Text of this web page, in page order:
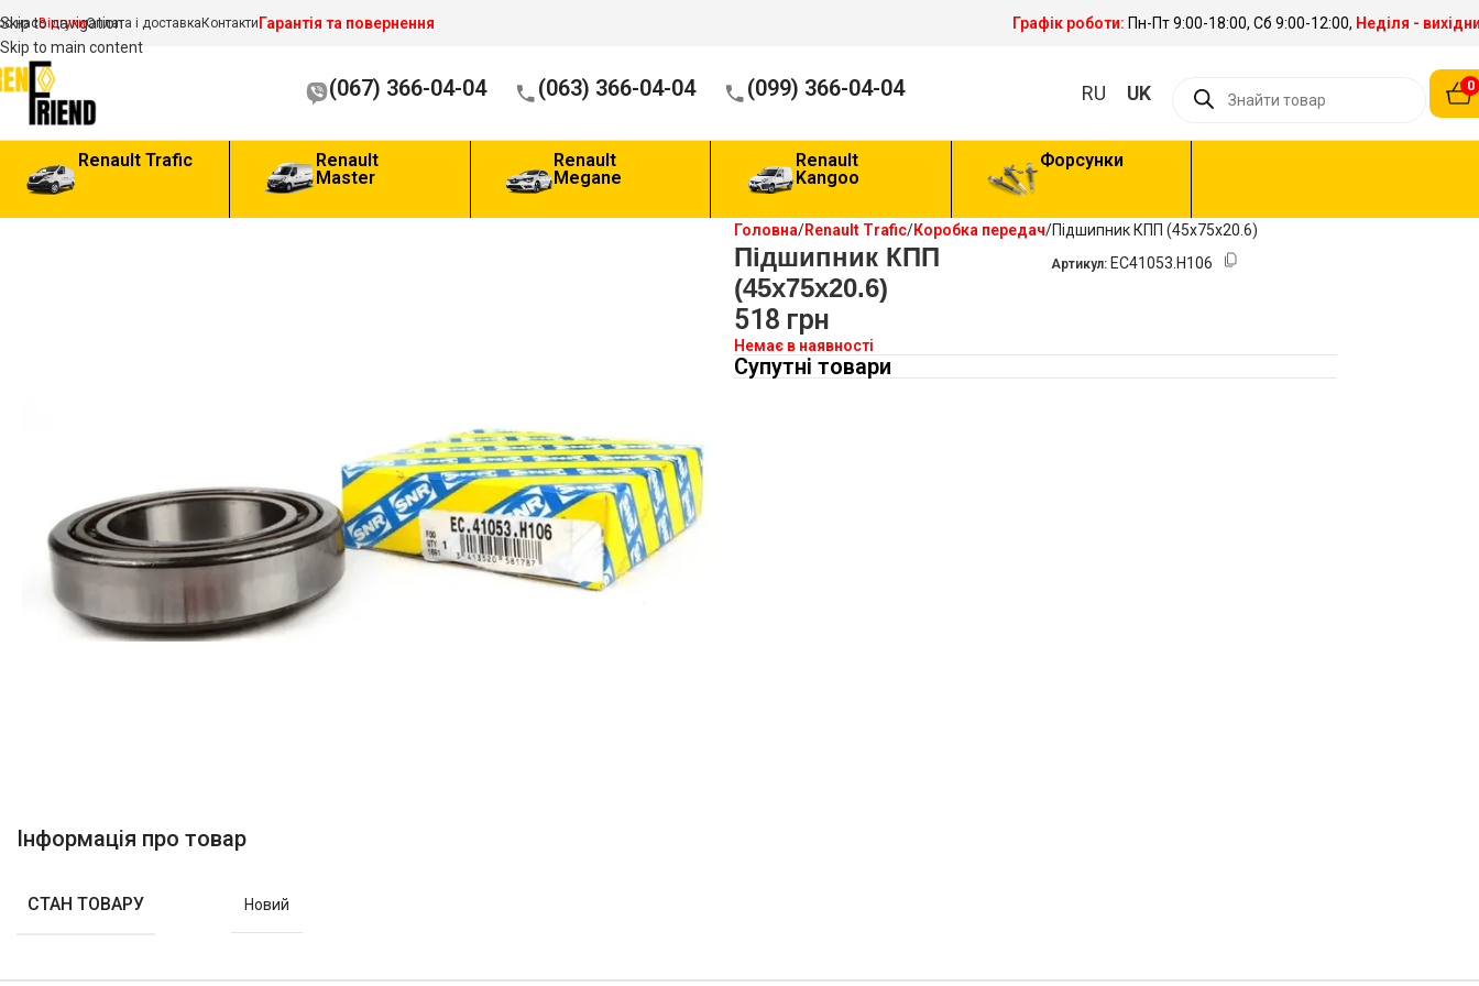
Skip to navigation
Skip to main content
насВідгукиОплата і доставка КонтактиГарантія та повернення Графік роботи: Пн-Пт 9:00-18:00, Сб 9:00-12:00, Неділя -
(067) 366-04-04 (063) 366-04-04 (099) 366-04-04 RU UK 0
Renault Trafic
Renault
Master
Renault
Megane
Renault
Kangoo
Форсунки
Інформація про товар
СТАН ТОВАРУ Новий
Головна Renault Trafic Коробка передач Підшипник КПП (45х75х20.6)
Підшипник КПП
(45х75х20.6)
Артикул: EC41053.H106
518 грн
Немає в наявності
Супутні товари